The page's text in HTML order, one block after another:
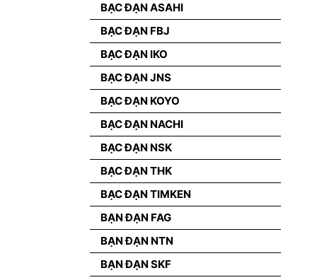
BẠC ĐẠN ASAHI
BẠC ĐẠN FBJ
BẠC ĐẠN IKO
BẠC ĐẠN JNS
BẠC ĐẠN KOYO
BẠC ĐẠN NACHI
BẠC ĐẠN NSK
BẠC ĐẠN THK
BẠC ĐẠN TIMKEN
BẠN ĐẠN FAG
BẠN ĐẠN NTN
BẠN ĐẠN SKF